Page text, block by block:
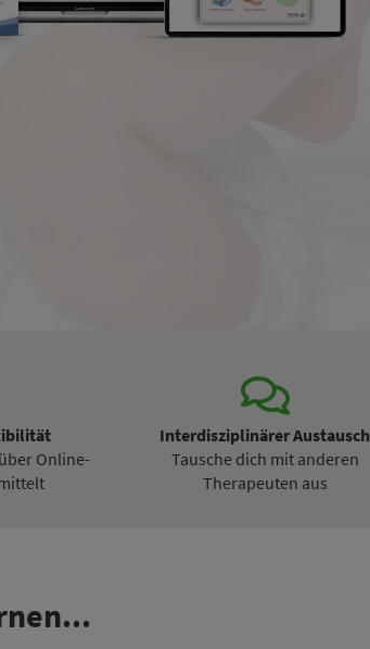
Online-
Interdisziplinärer Austausch
Tausche dich mit anderen
Therapeuten aus